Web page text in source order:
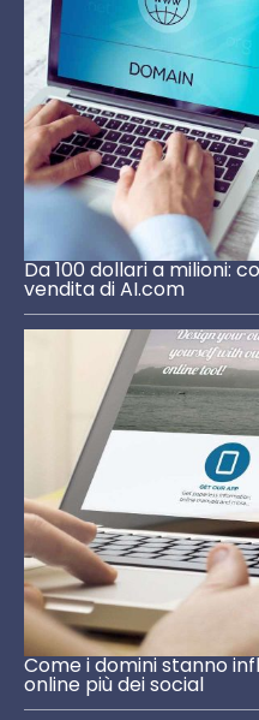
Da 100 dollari a milioni:
vendita di AI.com
Come i domini stanno
online più dei social